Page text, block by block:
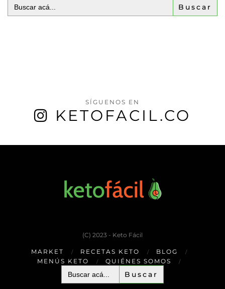
SÍGUENOS EN
KETOFACIL.CO
(C) 2023 - Keto Fácil
MARKET RECETAS KETO
BLOG
MENÚS KETO
QUIÉNES SOMOS
Buscar: